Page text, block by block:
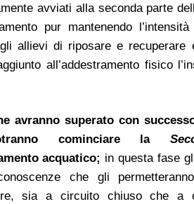
avviati alla seconda parte
pur mantenendo
allievi di riposare e recuperare
all’addestramento fisico
avranno superato con
cominciare la
acquatico; in questa fase
che gli
sia a circuito chiuso che a